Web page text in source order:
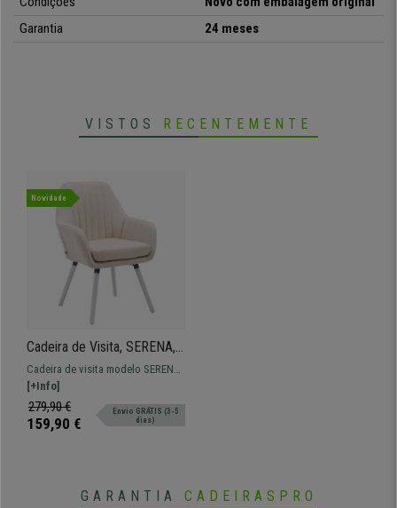
Garantia
24 meses
VISTOS RECENTEMENTE
Novidade
Cadeira de Visita, SERENA,
Comodidade, Pernas
Brancas, Cor Creme
Cadeira de visita modelo SERENA.
Modelo com base de madeira e
extra comodidade para o seu
espaço.
[+Info]
279,90 €
159,90 €
Envio GRÁTIS (3-5
dias)
GARANTIA CADEIRASPRO